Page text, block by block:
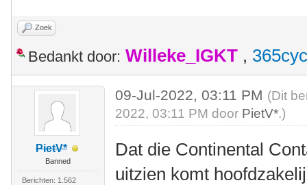
Zoek
Bedankt door: Willeke_IGKT ,
PietV*
Banned
Berichten: 1.562
09-Jul-2022, 03:11 PM (Dit
2022, 03:11 PM door PietV*.)
Dat die Continental
uitzien komt